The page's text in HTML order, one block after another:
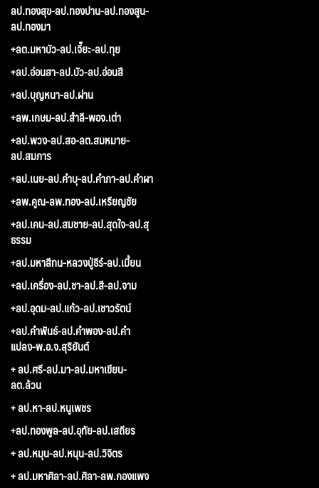
ลป.ทองสุข-ลป.ทองปาน-ลป.ทองสูน-
ลป.ทองมา
+ลต.มหาบัว-ลป.เจี๊ยะ-ลป.ทุย
+ลป.อ่อนสา-ลป.บัว-ลป.อ่อนสี
+ลป.บุญหนา-ลป.ผ่าน
+ลพ.เกษม-ลป.สำลี-พอจ.เต่า
+ลป.พวง-ลป.สอ-ลต.สมหมาย-
ลป.สมภาร
+ลป.เนย-ลป.คำบุ-ลป.คำภา-ลป.คำผา
+ลพ.คูณ-ลพ.ทอง-ลป.เหรียญชัย
+ลป.เคน-ลป.สมชาย-ลป.สุดใจ-ลป.สุ
ธรรม
+ลป.มหาสีทน-หลวงปู่ธีร์-ลป.เมี้ยน
+ลป.เครื่อง-ลป.ชา-ลป.สี-ลป.จาม
+ลป.อุดม-ลป.แก้ว-ลป.เชาวรัตน์
+ลป.คำพันธ์-ลป.คำพอง-ลป.คำ
แปลง-พ.อ.จ.สุริยันต์
+ ลป.ศรี-ลป.มา-ลป.มหาเขียน-
ลต.ล้วน
+ ลป.หา-ลป.หนูเพชร
+ลป.ทองพูล-ลป.อุทัย-ลป.เสถียร
+ ลป.หมุน-ลป.หนุน-ลป.วิจิตร
+ ลป.มหาศิลา-ลป.ศิลา-ลพ.กองแพง